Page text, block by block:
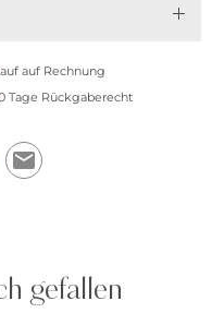
auf Rechnung
Tage Rückgaberecht
gefallen